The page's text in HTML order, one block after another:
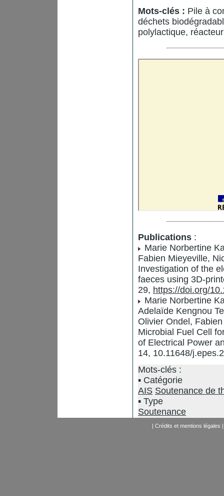
Mots-clés : Pile à
déchets
polylactique,
Publications :
Marie Norbertine
Fabien Mieyeville,
Investigation of the
faeces using 3D-
29, https://doi.org/
Marie Norbertine
Adelaïde Kengnou
Olivier Ondel,
Microbial Fuel Cell
of Electrical Power
14, 10.11648/
Mots-clés :
Catégorie
AIS Soutenance de
Type
Soutenance
| Crédits et mentions légales